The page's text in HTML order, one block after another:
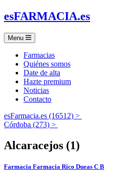
esFARMACIA.es
Menu
Farmacias
Quiénes somos
Date de alta
Hazte premium
Noticias
Contacto
esFarmacia.es (16512) >
Córdoba (273) >
Alcaracejos (1)
Farmacia Farmacia Rico Dueas C B